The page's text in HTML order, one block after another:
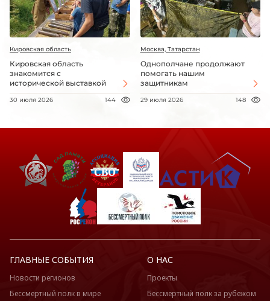
Кировская область
Кировская область
знакомится с
исторической выставкой
30 июля 2026 144
Москва, Татарстан
Однополчане продолжают
помогать нашим
защитникам
29 июля 2026 148
ГЛАВНЫЕ СОБЫТИЯ
Новости регионов
Бессмертный полк в мире
О НАС
Проекты
Бессмертный полк за рубежом